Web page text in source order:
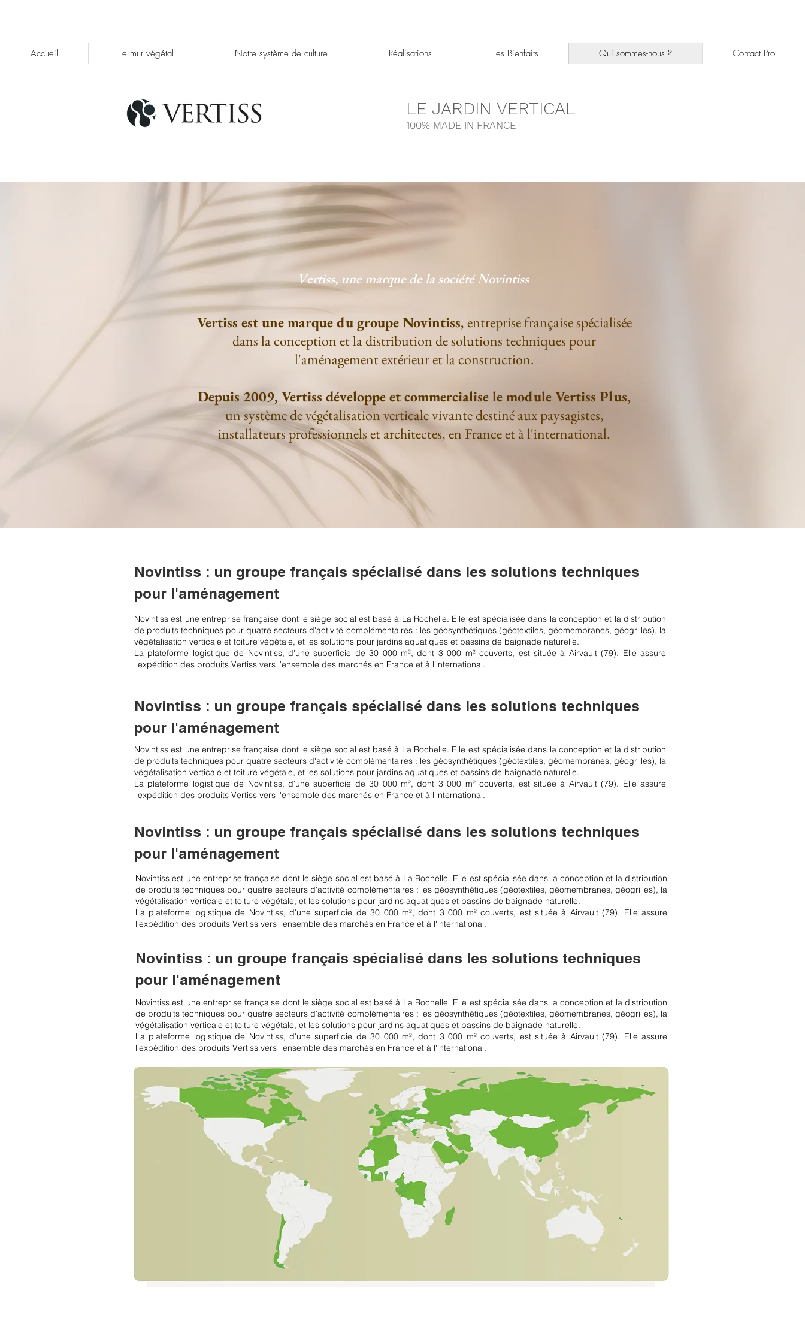
Accueil Le mur végétal Notre système de culture Réalisations Les Bienfaits Qui sommes-nous ? Contact Pro
LE JARDIN VERTICAL
100% MADE IN FRANCE
Vertiss, une marque de la société Novintiss
Vertiss est une marque du groupe Novintiss, entreprise française spécialisée
dans la conception et la distribution de solutions techniques pour
l'aménagement extérieur et la construction.
Depuis 2009, Vertiss développe et commercialise le module Vertiss Plus,
un système de végétalisation verticale vivante destiné aux paysagistes,
installateurs professionnels et architectes, en France et à l'international.
Novintiss : un groupe français spécialisé dans les solutions techniques
pour l'aménagement
Novintiss est une entreprise française dont le siège social est basé à La Rochelle. Elle est spécialisée dans la conception et la distribution
de produits techniques pour quatre secteurs d'activité complémentaires : les géosynthétiques (géotextiles, géomembranes, géogrilles), la
végétalisation verticale et toiture végétale, et les solutions pour jardins aquatiques et bassins de baignade naturelle.
La plateforme logistique de Novintiss, d'une superficie de 30 000 m², dont 3 000 m² couverts, est située à Airvault (79). Elle assure
l'expédition des produits Vertiss vers l'ensemble des marchés en France et à l'international.
Novintiss : un groupe français spécialisé dans les solutions techniques
pour l'aménagement
Novintiss est une entreprise française dont le siège social est basé à La Rochelle. Elle est spécialisée dans la conception et la distribution
de produits techniques pour quatre secteurs d'activité complémentaires : les géosynthétiques (géotextiles, géomembranes, géogrilles), la
végétalisation verticale et toiture végétale, et les solutions pour jardins aquatiques et bassins de baignade naturelle.
La plateforme logistique de Novintiss, d'une superficie de 30 000 m², dont 3 000 m² couverts, est située à Airvault (79). Elle assure
l'expédition des produits Vertiss vers l'ensemble des marchés en France et à l'international.
Novintiss : un groupe français spécialisé dans les solutions techniques
pour l'aménagement
Novintiss est une entreprise française dont le siège social est basé à La Rochelle. Elle est spécialisée dans la conception et la distribution
de produits techniques pour quatre secteurs d'activité complémentaires : les géosynthétiques (géotextiles, géomembranes, géogrilles), la
végétalisation verticale et toiture végétale, et les solutions pour jardins aquatiques et bassins de baignade naturelle.
La plateforme logistique de Novintiss, d'une superficie de 30 000 m², dont 3 000 m² couverts, est située à Airvault (79). Elle assure
l'expédition des produits Vertiss vers l'ensemble des marchés en France et à l'international.
Novintiss : un groupe français spécialisé dans les solutions techniques
pour l'aménagement
Novintiss est une entreprise française dont le siège social est basé à La Rochelle. Elle est spécialisée dans la conception et la distribution
de produits techniques pour quatre secteurs d'activité complémentaires : les géosynthétiques (géotextiles, géomembranes, géogrilles), la
végétalisation verticale et toiture végétale, et les solutions pour jardins aquatiques et bassins de baignade naturelle.
La plateforme logistique de Novintiss, d'une superficie de 30 000 m², dont 3 000 m² couverts, est située à Airvault (79). Elle assure
l'expédition des produits Vertiss vers l'ensemble des marchés en France et à l'international.